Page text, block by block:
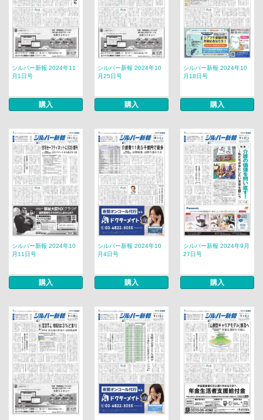
シルバー新報 2024年11
月1日号
購入
シルバー新報 2024年10
月25日号
購入
シルバー新報 2024年10
月18日号
購入
シルバー新報 2024年10
月11日号
購入
シルバー新報 2024年10
月4日号
購入
シルバー新報 2024年9月
27日号
購入